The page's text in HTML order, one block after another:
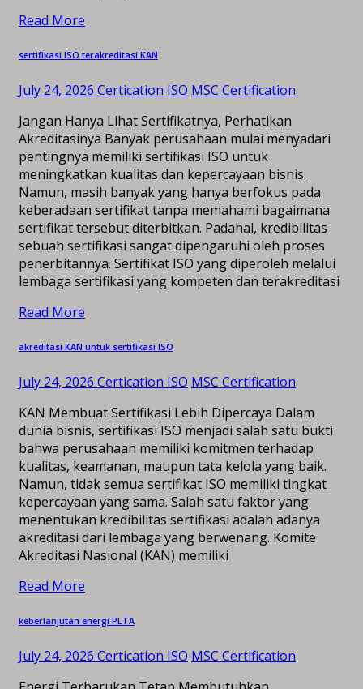
Read More
sertifikasi ISO terakreditasi KAN
July 24, 2026 Certication ISO MSC Certification
Jangan Hanya Lihat Sertifikatnya, Perhatikan
Akreditasinya Banyak perusahaan mulai menyadari
pentingnya memiliki sertifikasi ISO untuk
meningkatkan kualitas dan kepercayaan bisnis.
Namun, masih banyak yang hanya berfokus pada
keberadaan sertifikat tanpa memahami bagaimana
sertifikat tersebut diterbitkan. Padahal, kredibilitas
sebuah sertifikasi sangat dipengaruhi oleh proses
penerbitannya. Sertifikat ISO yang diperoleh melalui
lembaga sertifikasi yang kompeten dan terakreditasi
Read More
akreditasi KAN untuk sertifikasi ISO
July 24, 2026 Certication ISO MSC Certification
KAN Membuat Sertifikasi Lebih Dipercaya Dalam
dunia bisnis, sertifikasi ISO menjadi salah satu bukti
bahwa perusahaan memiliki komitmen terhadap
kualitas, keamanan, maupun tata kelola yang baik.
Namun, tidak semua sertifikat ISO memiliki tingkat
kepercayaan yang sama. Salah satu faktor yang
menentukan kredibilitas sertifikasi adalah adanya
akreditasi dari lembaga yang berwenang. Komite
Akreditasi Nasional (KAN) memiliki
Read More
keberlanjutan energi PLTA
July 24, 2026 Certication ISO MSC Certification